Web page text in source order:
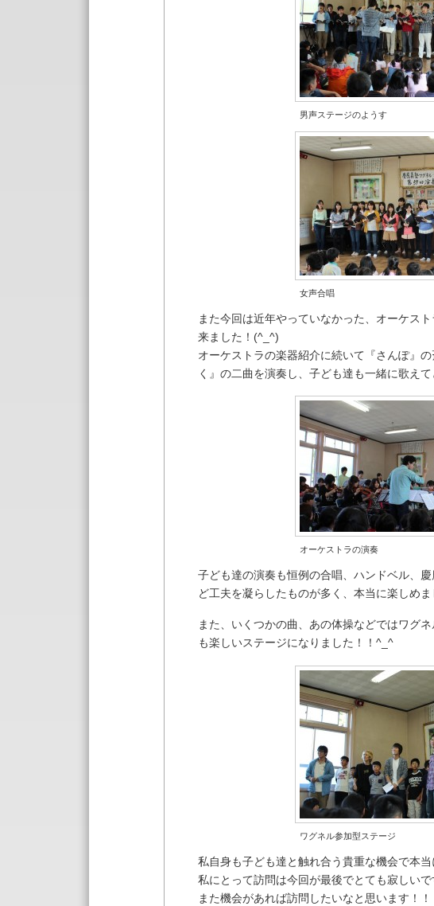
男声ステージのようす
女声合唱
また今回は近年やっていなかった、オーケス
来ました！(^_^)
オーケストラの楽器紹介に続いて『さんぽ』
く』の二曲を演奏し、子ども達も一緒に歌え
オーケストラの演奏
子ども達の演奏も恒例の合唱、ハンドベル、
ど工夫を凝らしたものが多く、本当に楽しめま
また、いくつかの曲、あの体操などではワグ
も楽しいステージになりました！！^_^
ワグネル参加型ステージ
私自身も子ども達と触れ合う貴重な機会で本
私にとって訪問は今回が最後でとても寂しい
また機会があれば訪問したいなと思います！！